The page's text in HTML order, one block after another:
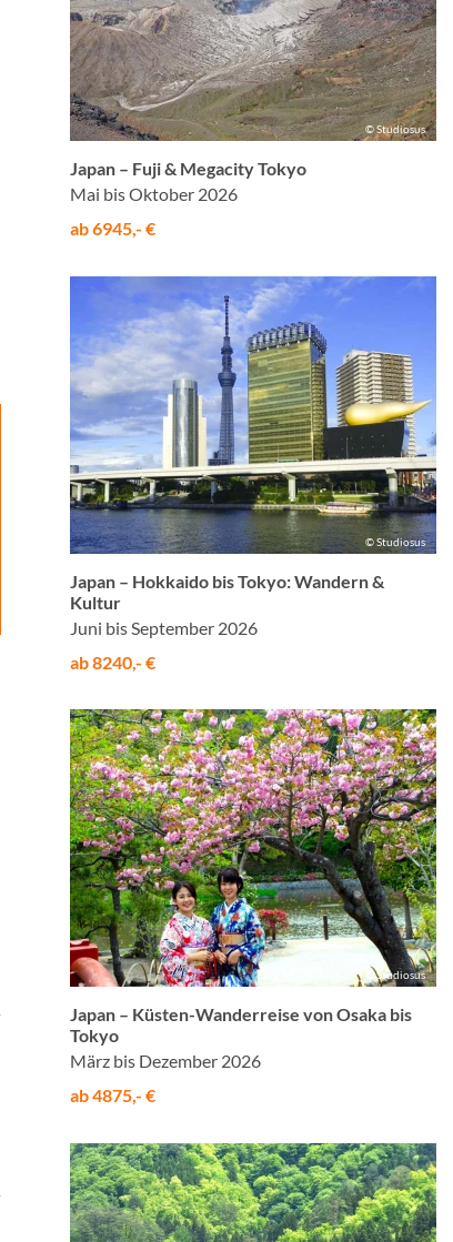
© Studiosus
Japan – Fuji & Megacity Tokyo
Mai bis Oktober 2026
ab 6945,- €
© Studiosus
Japan – Hokkaido bis Tokyo: Wandern &
Kultur
Juni bis September 2026
ab 8240,- €
© Studiosus
Japan – Küsten-Wanderreise von Osaka bis
Tokyo
März bis Dezember 2026
ab 4875,- €